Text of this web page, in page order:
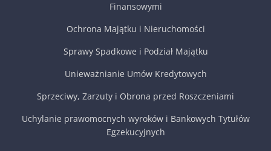
Finansowymi
Ochrona Majątku i Nieruchomości
Sprawy Spadkowe i Podział Majątku
Unieważnianie Umów Kredytowych
Sprzeciwy, Zarzuty i Obrona przed Roszczeniami
Uchylanie prawomocnych wyroków i Bankowych Tytułów
Egzekucyjnych